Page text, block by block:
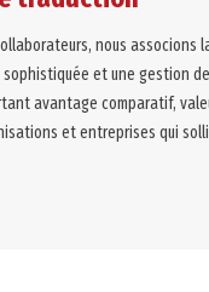
nous associons
sophistiquée et une gestion
avantage comparatif,
et entreprises qui